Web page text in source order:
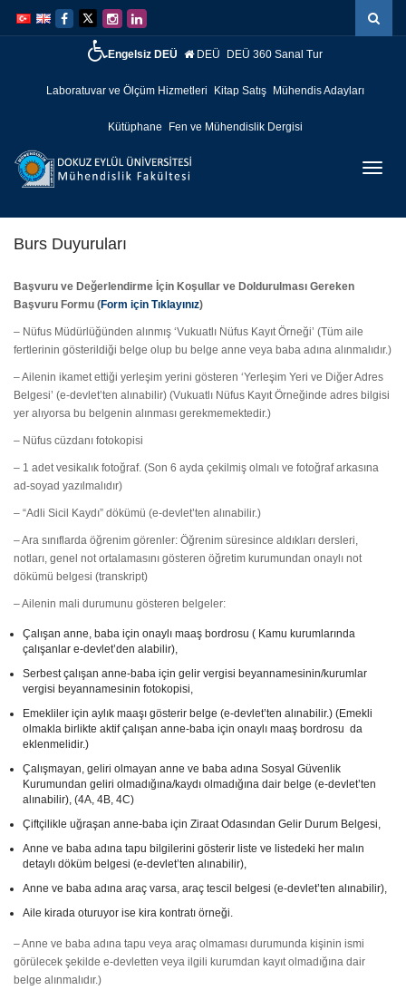
atla
Navigasyona
atla
Engelsiz DEÜ DEÜ DEÜ 360 Sanal Tur
Laboratuvar ve Ölçüm Hizmetleri Kitap Satış Mühendis Adayları
Kütüphane Fen ve Mühendislik Dergisi
Burs Duyuruları
Başvuru ve Değerlendirme İçin Koşullar ve Doldurulması Gereken
Başvuru Formu (Form için Tıklayınız)
– Nüfus Müdürlüğünden alınmış ‘Vukuatlı Nüfus Kayıt Örneği’ (Tüm aile
fertlerinin gösterildiği belge olup bu belge anne veya baba adına alınmalıdır.)
– Ailenin ikamet ettiği yerleşim yerini gösteren ‘Yerleşim Yeri ve Diğer Adres
Belgesi’ (e-devlet’ten alınabilir) (Vukuatlı Nüfus Kayıt Örneğinde adres bilgisi
yer alıyorsa bu belgenin alınması gerekmemektedir.)
– Nüfus cüzdanı fotokopisi
– 1 adet vesikalık fotoğraf. (Son 6 ayda çekilmiş olmalı ve fotoğraf arkasına
ad-soyad yazılmalıdır)
– “Adli Sicil Kaydı” dökümü (e-devlet’ten alınabilir.)
– Ara sınıflarda öğrenim görenler: Öğrenim süresince aldıkları dersleri,
notları, genel not ortalamasını gösteren öğretim kurumundan onaylı not
dökümü belgesi (transkript)
– Ailenin mali durumunu gösteren belgeler:
Çalışan anne, baba için onaylı maaş bordrosu ( Kamu kurumlarında
çalışanlar e-devlet’den alabilir),
Serbest çalışan anne-baba için gelir vergisi beyannamesinin/kurumlar
vergisi beyannamesinin fotokopisi,
Emekliler için aylık maaşı gösterir belge (e-devlet’ten alınabilir.) (Emekli
olmakla birlikte aktif çalışan anne-baba için onaylı maaş bordrosu da
eklenmelidir.)
Çalışmayan, geliri olmayan anne ve baba adına Sosyal Güvenlik
Kurumundan geliri olmadığına/kaydı olmadığına dair belge (e-devlet’ten
alınabilir), (4A, 4B, 4C)
Çiftçilikle uğraşan anne-baba için Ziraat Odasından Gelir Durum Belgesi,
Anne ve baba adına tapu bilgilerini gösterir liste ve listedeki her malın
detaylı döküm belgesi (e-devlet’ten alınabilir),
Anne ve baba adına araç varsa, araç tescil belgesi (e-devlet’ten alınabilir),
Aile kirada oturuyor ise kira kontratı örneği.
– Anne ve baba adına tapu veya araç olmaması durumunda kişinin ismi
görülecek şekilde e-devletten veya ilgili kurumdan kayıt olmadığına dair
belge alınmalıdır.)